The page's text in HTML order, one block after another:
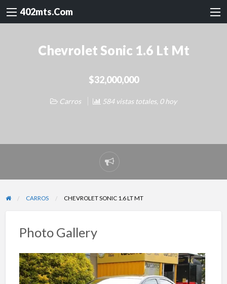
402mts.Com
Chevrolet Sonic 1.6 Lt Mt
$32,000,000
Carros 584 vistas totales, 0 hoy
Reportar
problema
CARROS CHEVROLET SONIC 1.6 LT MT
Photo Gallery